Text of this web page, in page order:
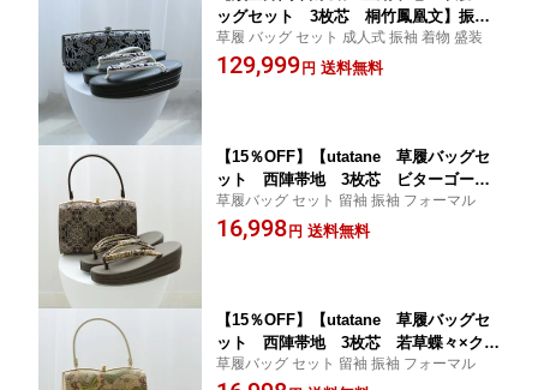
ッグセット 3枚芯 桐竹鳳凰文】振袖
成人式 フォーマル用 黒 ブラック フリ
ーサイズ 西陣紋織 着物 和装 レディー
草履 バッグ セット 成人式 振袖 着物 盛装
129,999 円 送料無料
【15％OFF】【utatane 草履バッグセ
ット 西陣帯地 3枚芯 ビターゴール
ド更紗×ブラウン】留袖 礼装 訪問着 振
袖 フォーマル用 着物 和装 レディース
草履バッグ セット 留袖 振袖 フォーマル
16,998 円 送料無料
【15％OFF】【utatane 草履バッグセ
ット 西陣帯地 3枚芯 若草蝶々×クリ
ーム】留袖 礼装 訪問着 振袖 フォーマ
草履バッグ セット 留袖 振袖 フォーマル